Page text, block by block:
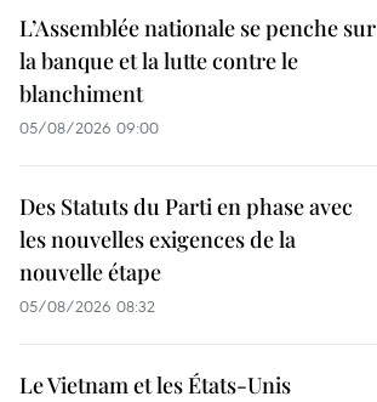
L’Assemblée nationale se penche sur
la banque et la lutte contre le
blanchiment
05/08/2026 09:00
Des Statuts du Parti en phase avec
les nouvelles exigences de la
nouvelle étape
05/08/2026 08:32
Le Vietnam et les États-Unis